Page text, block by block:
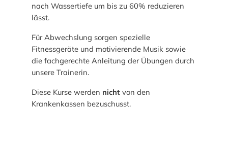
nach Wassertiefe um bis zu 60% reduzieren
lässt.
Für Abwechslung sorgen spezielle
Fitnessgeräte und motivierende Musik sowie
die fachgerechte Anleitung der Übungen durch
unsere Trainerin.
Diese Kurse werden nicht von den
Krankenkassen bezuschusst.